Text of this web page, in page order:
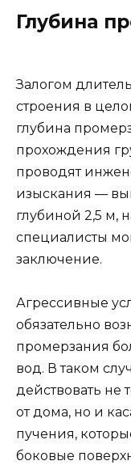
Глубина
Залогом
строения в
глубина
прохождения
проводят
изыскания —
глубиной 2,5 м,
специалисты
заключение.
Агрессивные
обязательно
промерзания
вод. В таком
действовать не
от дома, но и
пучения,
боковые